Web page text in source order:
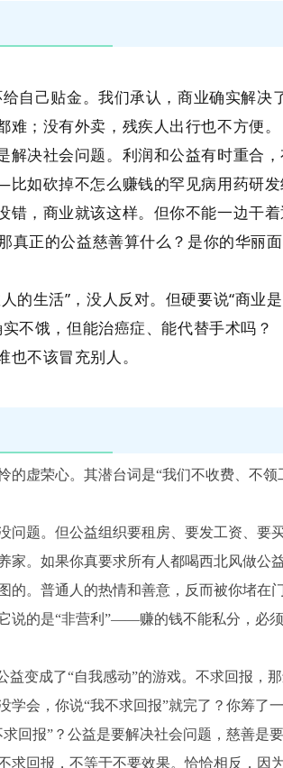
自己贴金。我们承认，商业确实解决
；没有外卖，残疾人出行也不方便。
解决社会问题。利润和公益有时重合
如砍掉不怎么赚钱的罕见病用药研
错，商业就该这样。但你不能一边干着
真正的公益慈善算什么？是你的华丽
的生活”，没人反对。但硬要说“商业
不饿，但能治癌症、能代替手术吗？
不该冒充别人。
的虚荣心。其潜台词是“我们不收费、不领
问题。但公益组织要租房、要发工资、要
。如果你真要求所有人都喝西北风做公益
。普通人的热情和善意，反而被你堵在
说的是“非营利”——赚的钱不能私分，必
益变成了“自我感动”的游戏。不求回报，
学会，你说“我不求回报”就完了？你筹了
回报”？公益是要解决社会问题，慈善是
求回报，不等于不要效果。恰恰相反，因